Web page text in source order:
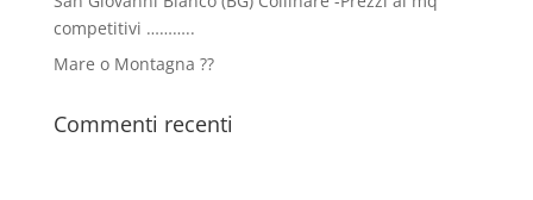
competitivi ………..
Mare o Montagna ??
Commenti recenti